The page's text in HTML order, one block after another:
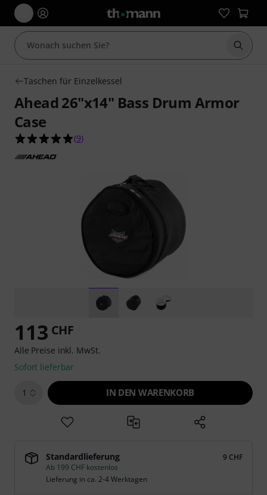
Suche
Taschen für Einzelkessel
Ahead 26"x14" Bass Drum Armor
Case
5.0 von 5 Sternen aus 9 Kundenbewertungen
(9)
113 CHF
Alle Preise inkl. MwSt.
Sofort lieferbar
1 IN DEN WARENKORB
Standardlieferung
9 CHF
Ab 199 CHF kostenlos
Lieferung in ca. 2-4 Werktagen